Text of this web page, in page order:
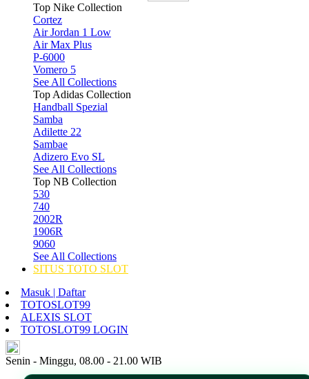
Top Nike Collection
Cortez
Air Jordan 1 Low
Air Max Plus
P-6000
Vomero 5
See All Collections
Top Adidas Collection
Handball Spezial
Samba
Adilette 22
Sambae
Adizero Evo SL
See All Collections
Top NB Collection
530
740
2002R
1906R
9060
See All Collections
SITUS TOTO SLOT
Masuk | Daftar
TOTOSLOT99
ALEXIS SLOT
TOTOSLOT99 LOGIN
Senin - Minggu, 08.00 - 21.00 WIB